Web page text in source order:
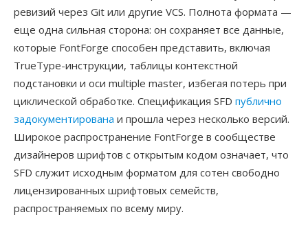
ревизий через Git или другие VCS. Полнота формата —
еще одна сильная сторона: он сохраняет все данные,
которые FontForge способен представить, включая
TrueType-инструкции, таблицы контекстной
подстановки и оси multiple master, избегая потерь при
циклической обработке. Спецификация SFD публично
задокументирована и прошла через несколько версий.
Широкое распространение FontForge в сообществе
дизайнеров шрифтов с открытым кодом означает, что
SFD служит исходным форматом для сотен свободно
лицензированных шрифтовых семейств,
распространяемых по всему миру.